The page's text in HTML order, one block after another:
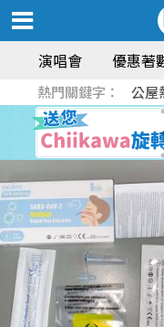
演唱會 優惠著
熱門關鍵字： 公屋